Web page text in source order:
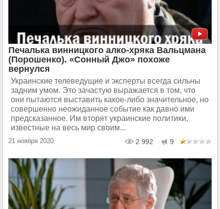
Печалька винницкого алко-хряка Вальцмана
(Порошенко). «Сонный Джо» похоже
вернулся
Украинские телеведущие и эксперты всегда сильны
задним умом. Это зачастую выражается в том, что
они пытаются выставить какое-либо значительное, но
совершенно неожиданное событие как давно ими
предсказанное. Им вторят украинские политики,
известные на весь мир своим...
21 ноября 2020 2 992 9